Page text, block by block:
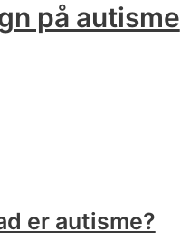
på autisme
er autisme?